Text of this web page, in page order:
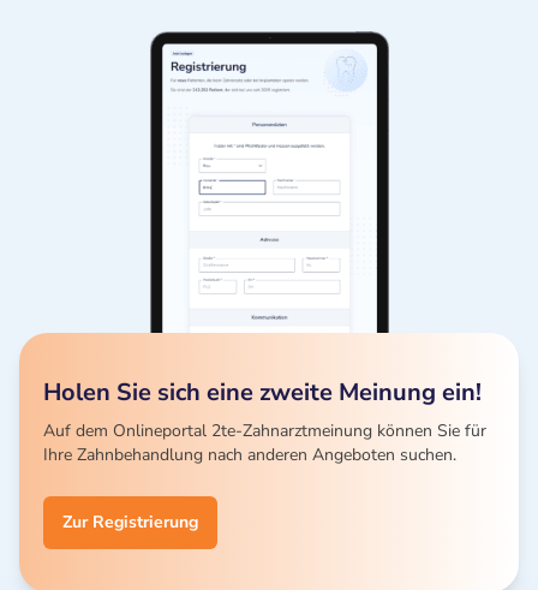
Holen Sie sich eine zweite Meinung ein!
Auf dem Onlineportal 2te-Zahnarztmeinung können Sie für
Ihre Zahnbehandlung nach anderen Angeboten suchen.
Zur Registrierung